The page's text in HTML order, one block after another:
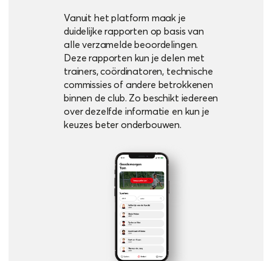
Vanuit het platform maak je
duidelijke rapporten op basis van
alle verzamelde beoordelingen.
Deze rapporten kun je delen met
trainers, coördinatoren, technische
commissies of andere betrokkenen
binnen de club. Zo beschikt iedereen
over dezelfde informatie en kun je
keuzes beter onderbouwen.